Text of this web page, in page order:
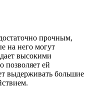
латунные
Фитинги
резьбовые
стальные
Фитинги
прочным,
на него могут
высокими
позволяет ей
выдерживать большие